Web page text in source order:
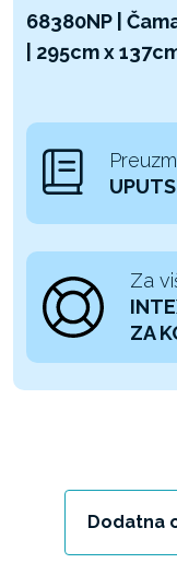
68380NP |
| 295cm x
Za
ZA
Dodatna